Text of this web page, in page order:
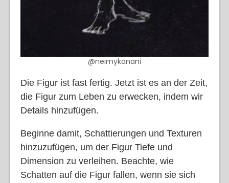
@neimykanani
Die Figur ist fast fertig. Jetzt ist es an der Zeit,
die Figur zum Leben zu erwecken, indem wir
Details hinzufügen.
Beginne damit, Schattierungen und Texturen
hinzuzufügen, um der Figur Tiefe und
Dimension zu verleihen. Beachte, wie
Schatten auf die Figur fallen, wenn sie sich